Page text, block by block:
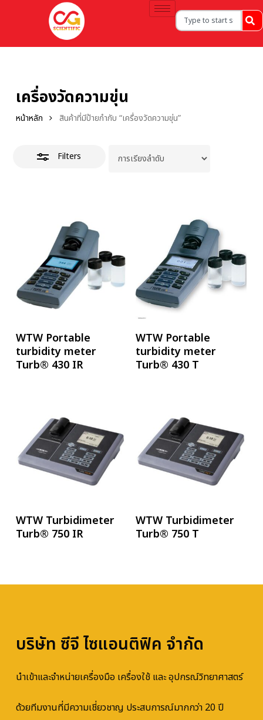
เครื่องวัดความขุ่น
หน้าหลัก สินค้าที่มีป้ายกำกับ “เครื่องวัดความขุ่น”
Filters
อ่านเพิ่ม
WTW Portable
turbidity meter
Turb® 430 IR
อ่านเพิ่ม
WTW Portable
turbidity meter
Turb® 430 T
อ่านเพิ่ม
WTW Turbidimeter
Turb® 750 IR
อ่านเพิ่ม
WTW Turbidimeter
Turb® 750 T
บริษัท ซีจี ไซแอนติฟิค จำกัด
นำเข้าและจำหน่ายเครื่องมือ เครื่องใช้ และ อุปกรณ์วิทยาศาสตร์
ด้วยทีมงานที่มีความเชี่ยวชาญ ประสบการณ์มากกว่า 20 ปี